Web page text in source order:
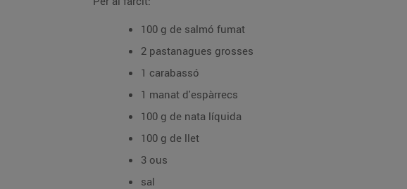
100 g de salmó fumat
2 pastanagues grosses
1 carabassó
1 manat d'espàrrecs
100 g de nata líquida
100 g de llet
3 ous
sal